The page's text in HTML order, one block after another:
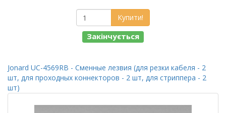
Купити!
Закінчується
Jonard UC-4569RB - Сменные лезвия (для резки кабеля - 2
шт, для проходных коннекторов - 2 шт, для стриппера - 2
шт)